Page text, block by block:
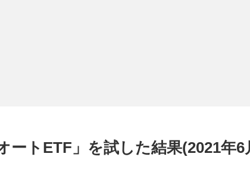
ートETF」を試した結果(2021年6